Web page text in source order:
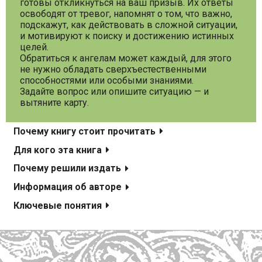
готовы откликнуться на ваш призыв. Их ответы
освободят от тревог, напомнят о том, что важно,
подскажут, как действовать в сложной ситуации,
и мотивируют к поиску и достижению истинных
целей.
Обратиться к ангелам может каждый, для этого
не нужно обладать сверхъестественными
способностями или особыми знаниями.
Задайте вопрос или опишите ситуацию — и
вытяните карту.
Почему книгу стоит прочитать
Для кого эта книга
Почему решили издать
Информация об авторе
Ключевые понятия